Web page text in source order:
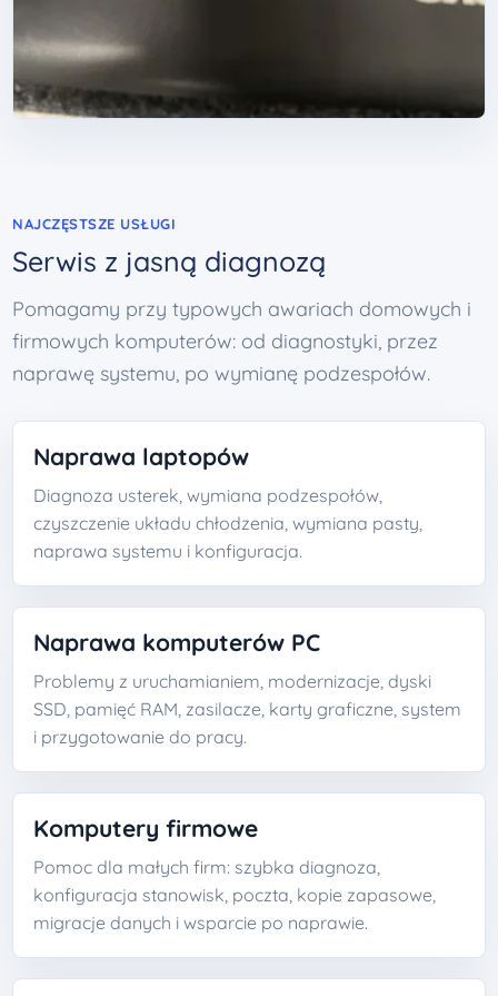
NAJCZĘSTSZE USŁUGI
Serwis z jasną diagnozą
Pomagamy przy typowych awariach domowych i
firmowych komputerów: od diagnostyki, przez
naprawę systemu, po wymianę podzespołów.
Naprawa laptopów
Diagnoza usterek, wymiana podzespołów,
czyszczenie układu chłodzenia, wymiana pasty,
naprawa systemu i konfiguracja.
Naprawa komputerów PC
Problemy z uruchamianiem, modernizacje, dyski
SSD, pamięć RAM, zasilacze, karty graficzne, system
i przygotowanie do pracy.
Komputery firmowe
Pomoc dla małych firm: szybka diagnoza,
konfiguracja stanowisk, poczta, kopie zapasowe,
migracje danych i wsparcie po naprawie.